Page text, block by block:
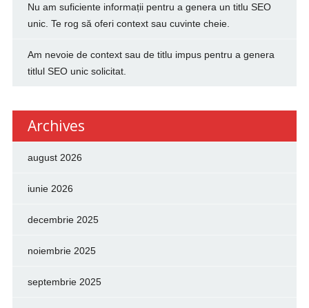
Nu am suficiente informații pentru a genera un titlu SEO
unic. Te rog să oferi context sau cuvinte cheie.
Am nevoie de context sau de titlu impus pentru a genera
titlul SEO unic solicitat.
Archives
august 2026
iunie 2026
decembrie 2025
noiembrie 2025
septembrie 2025